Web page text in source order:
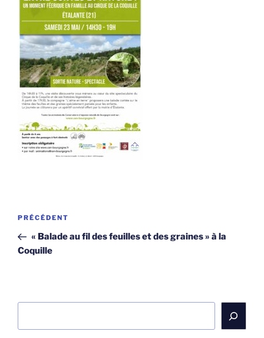
Navigation
l’article
Article
précédent
PRÉCÉDENT
« Balade au fil des feuilles et des graines » à la
Coquille